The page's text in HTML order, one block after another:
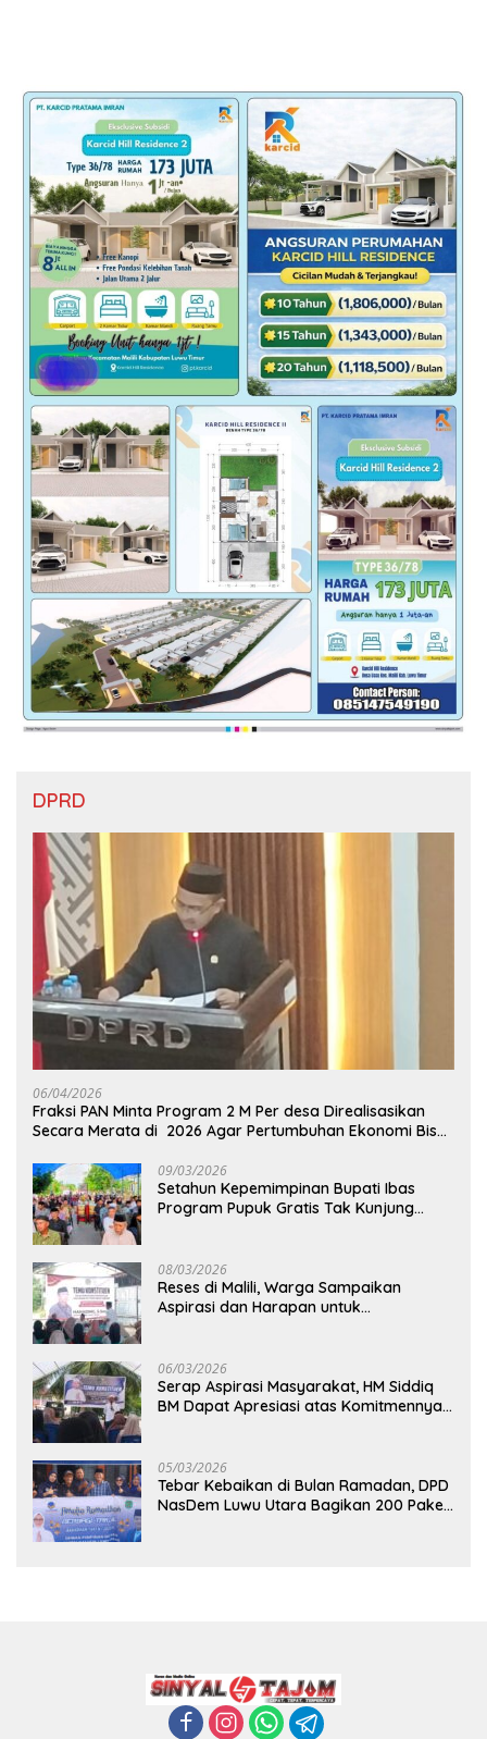
DPRD
06/04/2026
Fraksi PAN Minta Program 2 M Per desa Direalisasikan
Secara Merata di 2026 Agar Pertumbuhan Ekonomi Bisa
09/03/2026
Setahun Kepemimpinan Bupati Ibas
Program Pupuk Gratis Tak Kunjung
08/03/2026
Reses di Malili, Warga Sampaikan
Aspirasi dan Harapan untuk
06/03/2026
Serap Aspirasi Masyarakat, HM Siddiq
BM Dapat Apresiasi atas Komitmennya
05/03/2026
Tebar Kebaikan di Bulan Ramadan, DPD
NasDem Luwu Utara Bagikan 200 Paket